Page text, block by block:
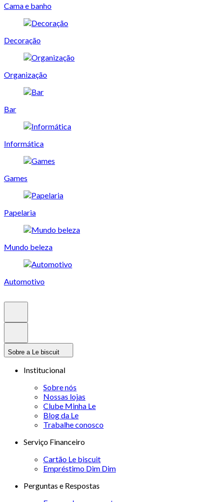
Cama e banho
Decoração
Organização
Bar
Informática
Games
Papelaria
Mundo beleza
Automotivo
Sobre a Le biscuit
Institucional
Sobre nós
Nossas lojas
Clube Minha Le
Blog da Le
Trabalhe conosco
Serviço Financeiro
Cartão Le biscuit
Empréstimo Dim Dim
Perguntas e Respostas